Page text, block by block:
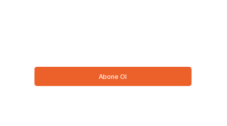
Abone Ol